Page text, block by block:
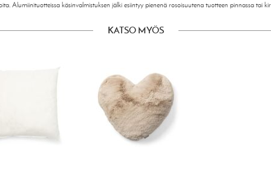
Alumiinituotteissa käsinvalmistuksen jälki esiintyy pienenä rosoisuutena tuotteen pinnassa tai
KATSO MYÖS